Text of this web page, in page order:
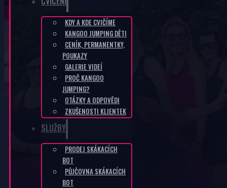
KDY A KDE CVIČÍME
KANGOO JUMPING DĚTI
CENÍK, PERMANENTKY,
POUKAZY
GALERIE VIDEÍ
PROČ KANGOO
JUMPING?
OTÁZKY A ODPOVĚDI
ZKUŠENOSTI KLIENTEK
SLUŽBY
PRODEJ SKÁKACÍCH
BOT
PŮJČOVNA SKÁKACÍCH
BOT
Fit Boots – bílo-modré
E-SHOP / FIT BOOTS - BÍLO-MODRÉ